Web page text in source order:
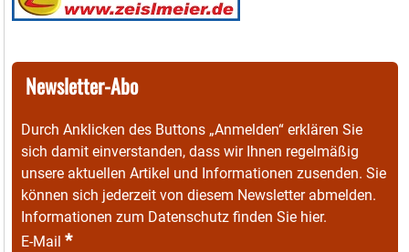
Newsletter-Abo
Durch Anklicken des Buttons „Anmelden“ erklären Sie
sich damit einverstanden, dass wir Ihnen regelmäßig
unsere aktuellen Artikel und Informationen zusenden. Sie
können sich jederzeit von diesem Newsletter abmelden.
Informationen zum Datenschutz finden Sie hier.
E-Mail *